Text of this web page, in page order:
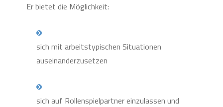
Er bietet die Möglichkeit:
sich mit arbeitstypischen Situationen
auseinanderzusetzen
sich auf Rollenspielpartner einzulassen und